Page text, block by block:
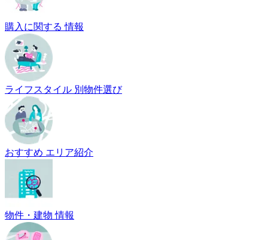
購入に関する 情報
ライフスタイル 別物件選び
おすすめ エリア紹介
物件・建物 情報